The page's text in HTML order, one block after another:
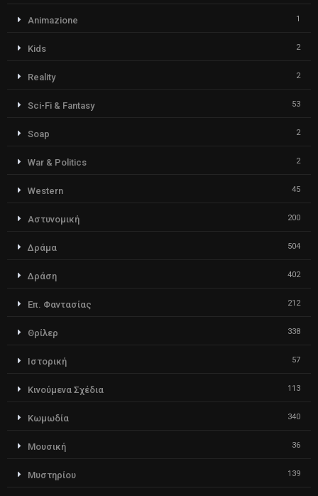
Animazione 1
Kids 2
Reality 2
Sci-Fi & Fantasy 53
Soap 2
War & Politics 2
Western 45
Αστυνομική 200
Δράμα 504
Δράση 402
Επ. Φαντασίας 212
Θρίλερ 338
Ιστορική 57
Κινούμενα Σχέδια 113
Κωμωδία 340
Μουσική 36
Μυστηρίου 139